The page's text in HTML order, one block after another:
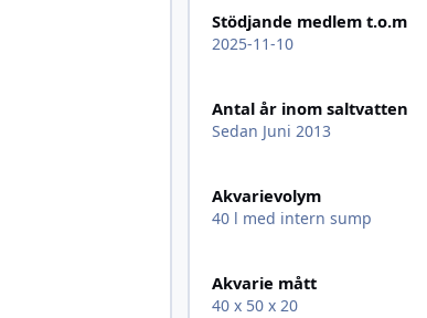
Stödjande medlem t.o.m
2025-11-10
Antal år inom saltvatten
Sedan Juni 2013
Akvarievolym
40 l med intern sump
Akvarie mått
40 x 50 x 20